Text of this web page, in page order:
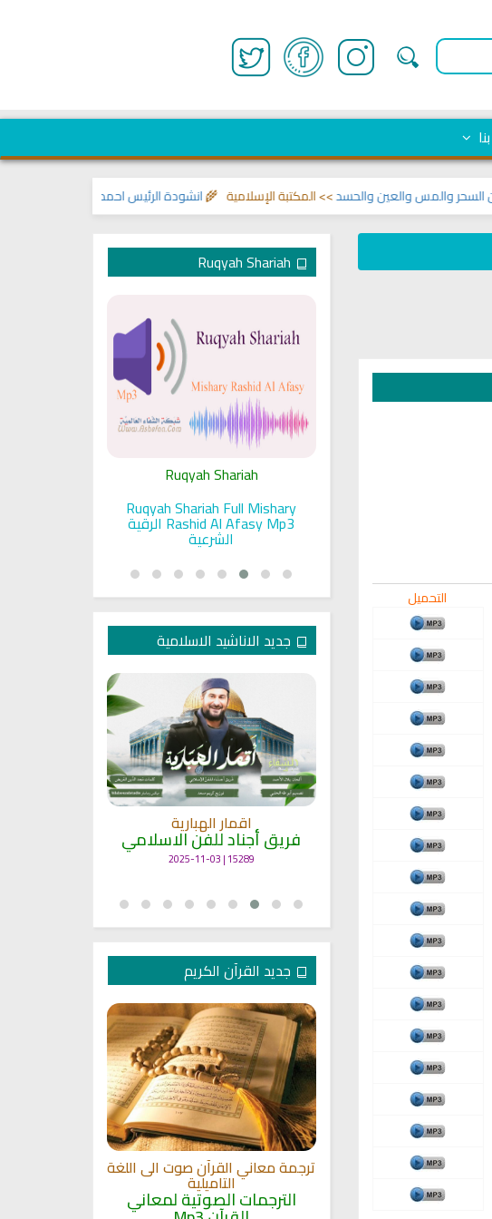
انشودة الرئيس احمد الشرع والمس والعين والحسد>> المكتبة الإسلامية 🌾
التحميل
Ruqyah Shariah
Ruqyah Shariah Full Mishary
Rashid Al Afasy Mp3 الرقية
الشرعية
جديد الاناشيد الاسلامية
انشودة تلك أمي
أناشيد الأم
اقمار الهبارية
فريق أجناد للفن الاسلامي
15289 | 2025-11-03
جديد القرآن الكريم
جديدة للشيخ مشاري
تهتز لها القلوب
تلاوات منوعة ترجمة معاني القرآن صوت الى اللغة
التاميلية
الترجمات الصوتية لمعاني